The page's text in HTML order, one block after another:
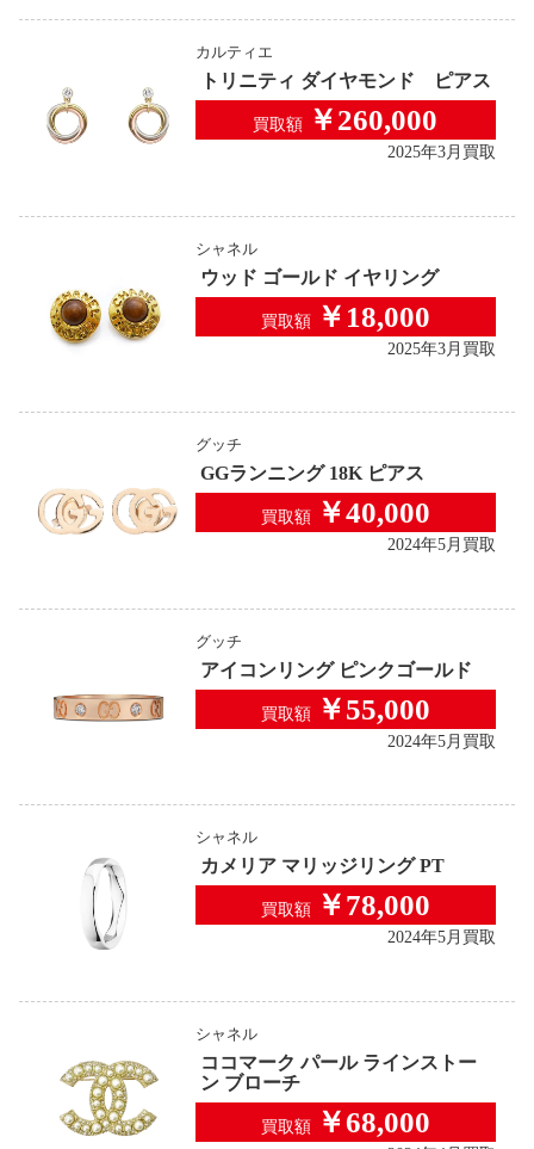
カルティエ
トリニティ ダイヤモンド ピアス
買取額 ￥260,000
2025年3月買取
シャネル
ウッド ゴールド イヤリング
買取額 ￥18,000
2025年3月買取
グッチ
GGランニング 18K ピアス
買取額 ￥40,000
2024年5月買取
グッチ
アイコンリング ピンクゴールド
買取額 ￥55,000
2024年5月買取
シャネル
カメリア マリッジリング PT
買取額 ￥78,000
2024年5月買取
シャネル
ココマーク パール ラインストー
ン ブローチ
買取額 ￥68,000